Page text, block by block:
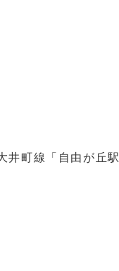
井町線「自由が丘